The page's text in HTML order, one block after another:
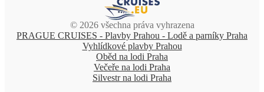
© 2026 všechna práva vyhrazena
PRAGUE CRUISES - Plavby Prahou - Lodě a parníky Praha
Vyhlídkové plavby Prahou
Oběd na lodi Praha
Večeře na lodi Praha
Silvestr na lodi Praha